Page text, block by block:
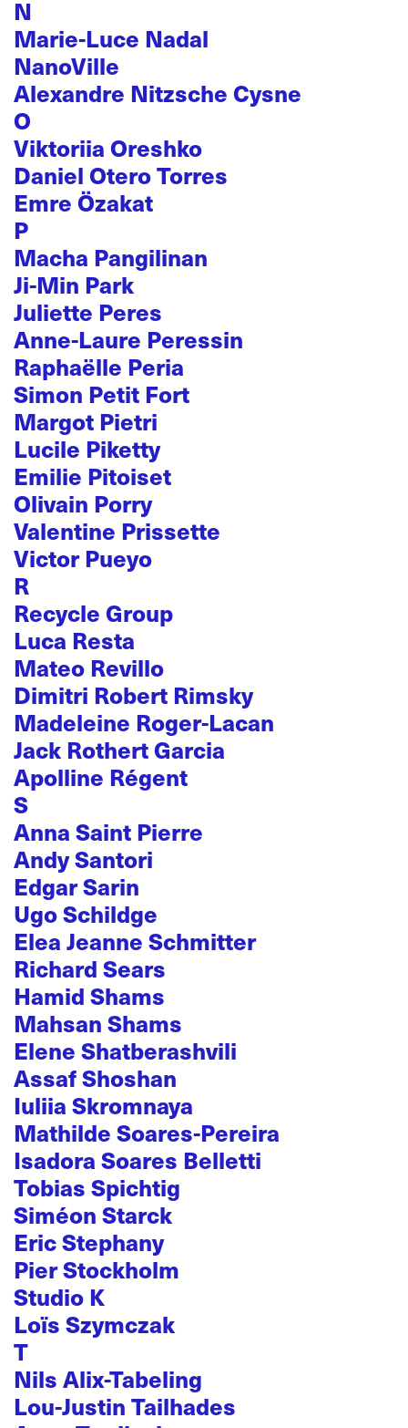
N
Marie-Luce Nadal
NanoVille
Alexandre Nitzsche Cysne
O
Viktoriia Oreshko
Daniel Otero Torres
Emre Özakat
P
Macha Pangilinan
Ji-Min Park
Juliette Peres
Anne-Laure Peressin
Raphaëlle Peria
Simon Petit Fort
Margot Pietri
Lucile Piketty
Emilie Pitoiset
Olivain Porry
Valentine Prissette
Victor Pueyo
R
Recycle Group
Luca Resta
Mateo Revillo
Dimitri Robert Rimsky
Madeleine Roger-Lacan
Jack Rothert Garcia
Apolline Régent
S
Anna Saint Pierre
Andy Santori
Edgar Sarin
Ugo Schildge
Elea Jeanne Schmitter
Richard Sears
Hamid Shams
Mahsan Shams
Elene Shatberashvili
Assaf Shoshan
Iuliia Skromnaya
Mathilde Soares-Pereira
Isadora Soares Belletti
Tobias Spichtig
Siméon Starck
Eric Stephany
Pier Stockholm
Studio K
Loïs Szymczak
T
Nils Alix-Tabeling
Lou-Justin Tailhades